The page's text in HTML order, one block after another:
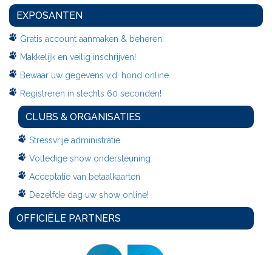
EXPOSANTEN
Gratis account aanmaken & beheren.
Makkelijk en veilig inschrijven!
Bewaar uw gegevens v.d. hond online.
Registreren in slechts 60 seconden!
CLUBS & ORGANISATIES
Stressvrije administratie
Volledige show ondersteuning
Acceptatie van betaalkaarten
Dezelfde dag uw show online!
OFFICIËLE PARTNERS